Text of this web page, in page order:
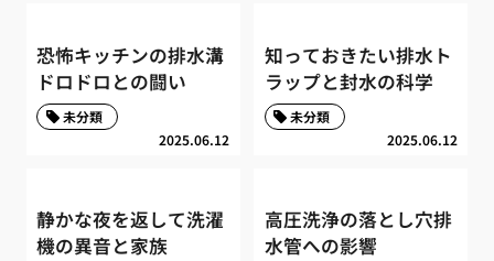
恐怖キッチンの排水溝
ドロドロとの闘い
2025.06.12
未分類
知っておきたい排水ト
ラップと封水の科学
2025.06.12
未分類
静かな夜を返して洗濯
機の異音と家族
高圧洗浄の落とし穴排
水管への影響